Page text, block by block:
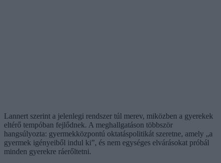
Lannert szerint a jelenlegi rendszer túl merev, miközben a gyerekek
eltérő tempóban fejlődnek. A meghallgatáson többször
hangsúlyozta: gyermekközpontú oktatáspolitikát szeretne, amely „a
gyermek igényeiből indul ki”, és nem egységes elvárásokat próbál
minden gyerekre ráerőltetni.